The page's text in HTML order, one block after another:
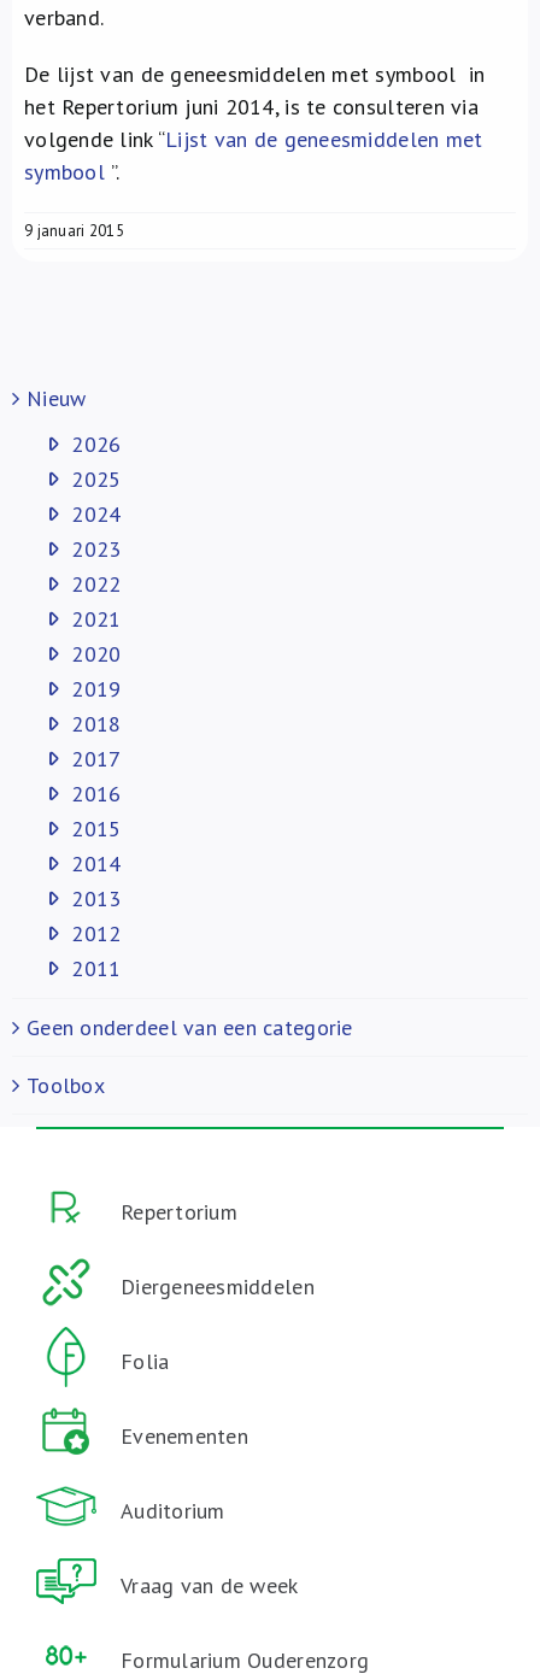
verband.
De lijst van de geneesmiddelen met symbool in
het Repertorium juni 2014, is te consulteren via
volgende link “Lijst van de geneesmiddelen met
symbool ”.
9 januari 2015
Nieuw
2026
2025
2024
2023
2022
2021
2020
2019
2018
2017
2016
2015
2014
2013
2012
2011
Geen onderdeel van een categorie
Toolbox
Repertorium
Diergeneesmiddelen
Folia
Evenementen
Auditorium
Vraag van de week
Formularium Ouderenzorg